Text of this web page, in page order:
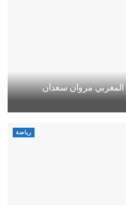
المغربي مروان سعدان
رياضة